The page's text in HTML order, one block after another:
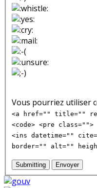
Vous pourriez utiliser
<a href="" title=""
<code> <pre
<ins datetime=""
border="" alt=""
Submitting Envoyer